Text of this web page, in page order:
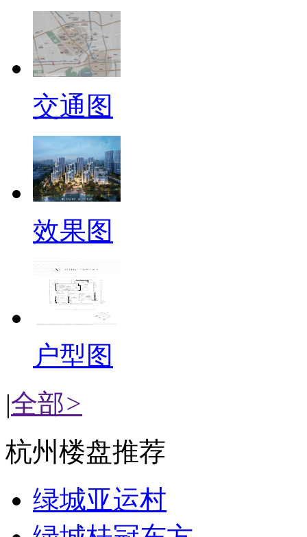
交通图
效果图
户型图
|全部>
杭州楼盘推荐
绿城亚运村